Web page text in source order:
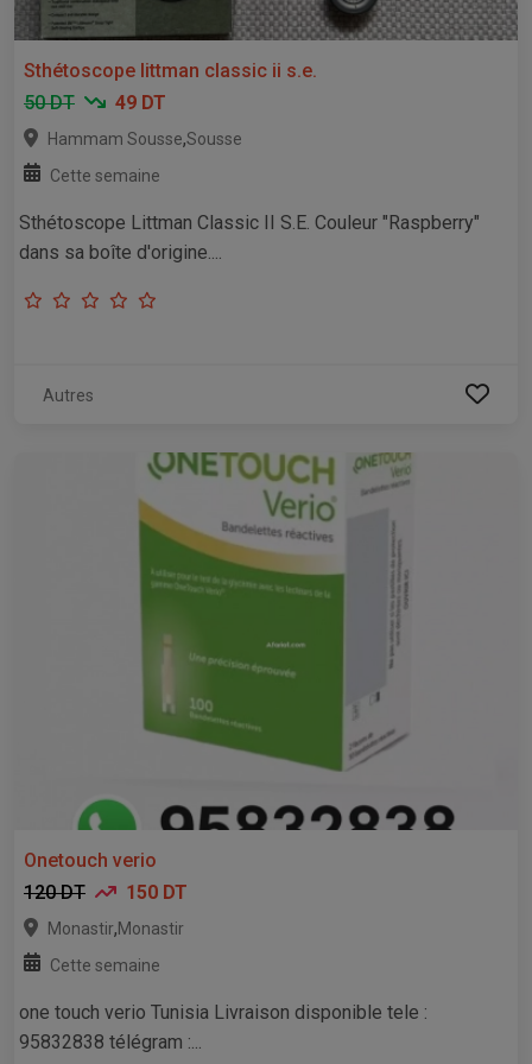
Sthétoscope littman classic ii s.e.
50 DT
49 DT
Hammam Sousse,Sousse
Cette semaine
Sthétoscope Littman Classic II S.E. Couleur "Raspberry"
dans sa boîte d'origine....
Autres
Onetouch verio
120 DT
150 DT
Monastir,Monastir
Cette semaine
one touch verio Tunisia Livraison disponible tele :
95832838 télégram :...